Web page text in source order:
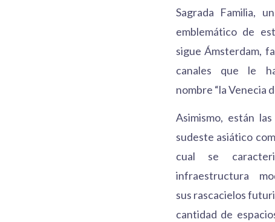
Sagrada Familia,
emblemático de
sigue Ámsterdam,
canales que le
nombre “la Venecia
Asimismo, están
sudeste asiático
cual se
infraestructura
sus rascacielos
cantidad de